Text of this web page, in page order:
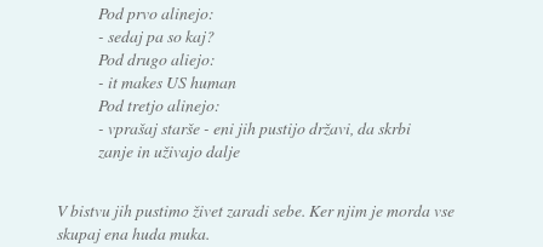
Pod prvo alinejo:
- sedaj pa so kaj?
Pod drugo aliejo:
- it makes US human
Pod tretjo alinejo:
- vprašaj starše - eni jih pustijo državi, da skrbi
zanje in uživajo dalje
V bistvu jih pustimo živet zaradi sebe. Ker njim je morda vse
skupaj ena huda muka.